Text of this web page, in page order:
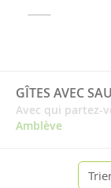
GÎTES AVEC
Avec qui partez-
Amblève